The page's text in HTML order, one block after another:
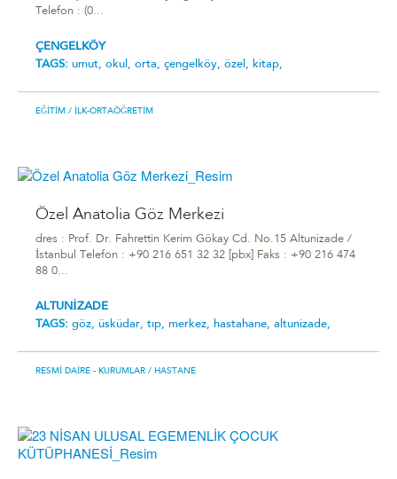
Telefon : (0...
ÇENGELKÖY
TAGS: umut, okul, orta, çengelköy, özel, kitap,
EĞITIM / İLK-ORTAÖĞRETIM
Özel Anatolia Göz Merkezi
dres : Prof. Dr. Fahrettin Kerim Gökay Cd. No.15 Altunizade /
İstanbul Telefon : +90 216 651 32 32 [pbx] Faks : +90 216 474
88 0...
ALTUNİZADE
TAGS: göz, üsküdar, tıp, merkez, hastahane, altunizade,
RESMI DAIRE - KURUMLAR / HASTANE